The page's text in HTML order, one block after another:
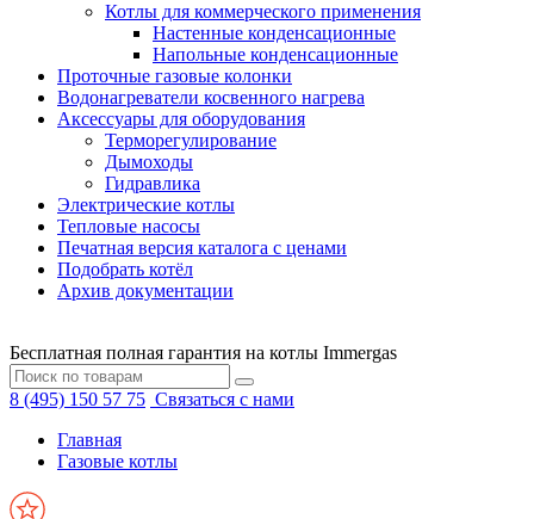
Котлы для коммерческого применения
Настенные конденсационные
Напольные конденсационные
Проточные газовые колонки
Водонагреватели косвенного нагрева
Аксессуары для оборудования
Терморегулирование
Дымоходы
Гидравлика
Электрические котлы
Тепловые насосы
Печатная версия каталога с ценами
Подобрать котёл
Архив документации
Бесплатная полная гарантия на котлы Immergas
8 (495) 150 57 75 Связаться с нами
Главная
Газовые котлы